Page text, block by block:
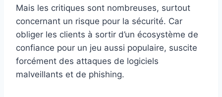
Mais les critiques sont nombreuses, surtout
concernant un risque pour la sécurité. Car
obliger les clients à sortir d’un écosystème de
confiance pour un jeu aussi populaire, suscite
forcément des attaques de logiciels
malveillants et de phishing.